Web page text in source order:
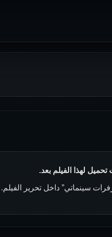
لهذا الفيلم بعد.
سينماتي” داخل تحرير الفيلم.